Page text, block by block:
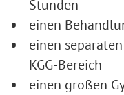
Stunden
einen
einen
KGG-Bereich
einen großen